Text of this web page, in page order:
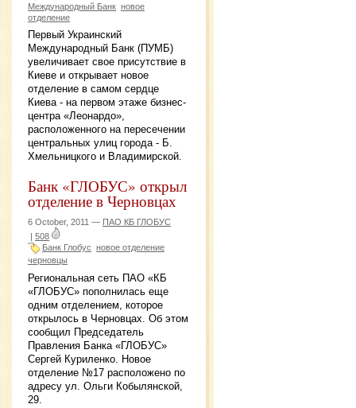
Международный Банк новое
отделение
Первый Украинский
Международный Банк (ПУМБ)
увеличивает свое присутствие в
Киеве и открывает новое
отделение в самом сердце
Киева - на первом этаже бизнес-
центра «Леонардо»,
расположенного на пересечении
центральных улиц города - Б.
Хмельницкого и Владимирской.
Банк «ГЛОБУС» открыл
отделение в Черновцах
6 October, 2011 — ПАО КБ ГЛОБУС
508
Банк Глобус новое отделение
черновцы
Региональная сеть ПАО «КБ
«ГЛОБУС» пополнилась еще
одним отделением, которое
открылось в Черновцах. Об этом
сообщил Председатель
Правления Банка «ГЛОБУС»
Сергей Куриленко. Новое
отделение №17 расположено по
адресу ул. Ольги Кобылянской,
29.